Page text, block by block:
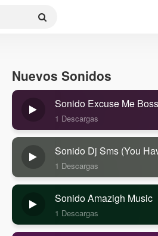
Nuevos Sonidos
Sonido Excuse Me
1 Descargas
Sonido Dj Sms (you
1 Descargas
Sonido Amazigh Music
1 Descargas